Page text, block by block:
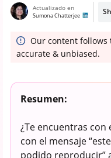
Actualizado en
Sumona Chatterjee
Our content follows
accurate & unbiased.
Resumen:
¿Te encuentras con
con el mensaje
podido reproducir”